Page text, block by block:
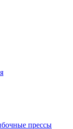
прессы